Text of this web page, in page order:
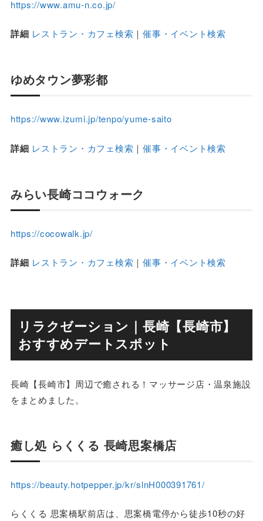
https://www.amu-n.co.jp/
詳細 レストラン・カフェ検索 ｜催事・イベント検索
ゆめタウン夢彩都
https://www.izumi.jp/tenpo/yume-saito
詳細 レストラン・カフェ検索 ｜催事・イベント検索
みらい長崎ココウォーク
https://cocowalk.jp/
詳細 レストラン・カフェ検索 ｜催事・イベント検索
リラクゼーション｜長崎【長崎市】
おすすめデートスポット
長崎【長崎市】周辺で癒される！マッサージ店・温泉施設
をまとめました。
癒し処 らくくる 長崎思案橋店
https://beauty.hotpepper.jp/kr/slnH000391761/
らくくる 思案橋駅前店は、思案橋電停から徒歩10秒の好